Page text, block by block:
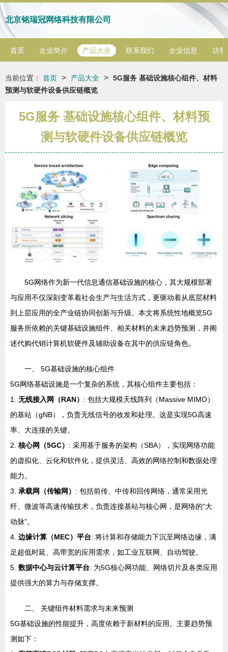
北京铭瑞冠网络科技有限公司
首页 企业简介 产品大全 联系我们 企业信息 访客
当前位置： 首页 > 产品大全 > 5G服务 基础设施核心组件、材料
预测与软硬件设备供应链概览
5G服务 基础设施核心组件、材料预
测与软硬件设备供应链概览
5G网络作为新一代信息通信基础设施的核心，其大规模部署
与应用不仅深刻变革着社会生产与生活方式，更驱动着从底层材料
到上层应用的全产业链协同创新与升级。本文将系统性地概览5G
服务所依赖的关键基础设施组件、相关材料的未来趋势预测，并阐
述代购代销计算机软硬件及辅助设备在其中的供应链角色。
一、 5G基础设施的核心组件
5G网络基础设施是一个复杂的系统，其核心组件主要包括：
1. 无线接入网（RAN） : 包括大规模天线阵列（Massive MIMO）
的基站（gNB），负责无线信号的收发和处理。这是实现5G高速
率、大连接的关键。
2. 核心网（5GC） : 采用基于服务的架构（SBA），实现网络功能
的虚拟化、云化和软件化，提供灵活、高效的网络控制和数据处理
能力。
3. 承载网（传输网） : 包括前传、中传和回传网络，通常采用光
纤、微波等高速传输技术，负责连接基站与核心网，是网络的“大
动脉”。
4. 边缘计算（MEC）平台: 将计算和存储能力下沉至网络边缘，满
足超低时延、高带宽的应用需求，如工业互联网、自动驾驶。
5. 数据中心与云计算平台: 为5G核心网功能、网络切片及各类应用
提供强大的算力与存储支撑。
二、 关键组件材料需求与未来预测
5G基础设施的性能提升，高度依赖于新材料的应用。主要趋势预
测如下：